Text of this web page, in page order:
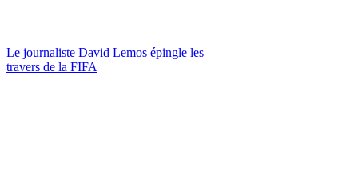
Le journaliste David Lemos épingle les
travers de la FIFA